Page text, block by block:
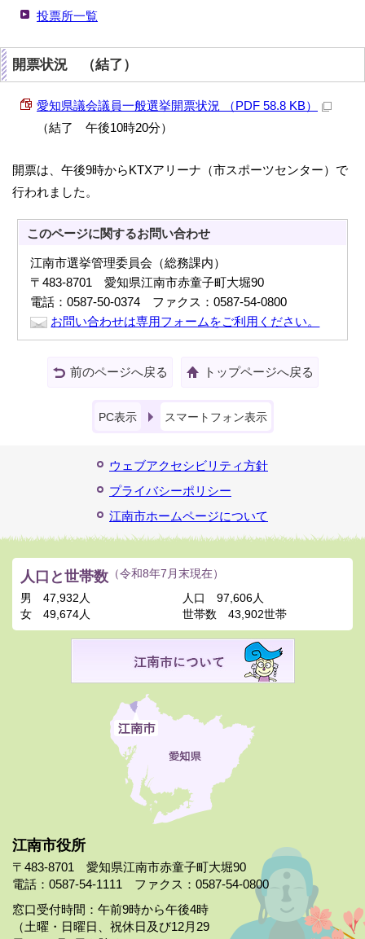
投票所一覧
開票状況 （結了）
愛知県議会議員一般選挙開票状況 （PDF 58.8 KB）
（結了 午後10時20分）
開票は、午後9時からKTXアリーナ（市スポーツセンター）で
行われました。
このページに関するお問い合わせ
江南市選挙管理委員会（総務課内）
〒483-8701 愛知県江南市赤童子町大堀90
電話：0587-50-0374 ファクス：0587-54-0800
お問い合わせは専用フォームをご利用ください。
前のページへ戻る トップページへ戻る
PC表示 スマートフォン表示
ウェブアクセシビリティ方針
プライバシーポリシー
江南市ホームページについて
江南市役所
〒483-8701 愛知県江南市赤童子町大堀90
電話：0587-54-1111 ファクス：0587-54-0800
窓口受付時間：午前9時から午後4時
（土曜・日曜日、祝休日及び12月29
人口と世帯数 （令和8年7月末現在）
男
47,932人
女
49,674人
人口
97,606人
世帯数
43,902世帯